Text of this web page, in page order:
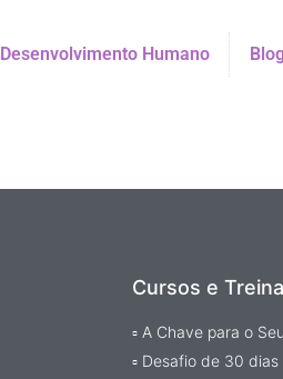
Desenvolvimento Humano
Cursos e
▫ A Chave para o
▫ Desafio de 30 dias